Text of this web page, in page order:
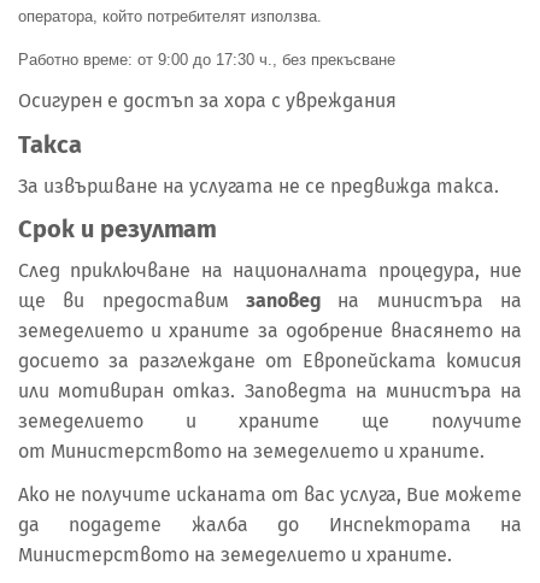
оператора, който потребителят използва.
Работно време: от 9:00 до 17:30 ч., без прекъсване
Осигурен е достъп за хора с увреждания
Таксa
За извършване на услугата не се предвижда такса.
Срок и резултат
След приключване на националната процедура, ние
ще ви предоставим заповед на министъра на
земеделието и храните за одобрение внасянето на
досието за разглеждане от Европейската комисия
или мотивиран отказ. Заповедта на министъра на
земеделието и храните ще получите
от Министерството на земеделието и храните.
Ако не получите исканата от вас услуга, Вие можете
да подадете жалба до Инспектората на
Министерството на земеделието и храните.